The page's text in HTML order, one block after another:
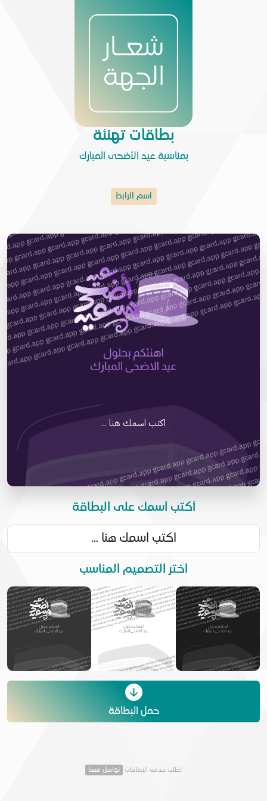
بطاقات تهنئة
بمناسبة عيد الأضحى المبارك
اسم الرابط
اكتب اسمك هنا ...
أكتب اسمك على البطاقة
اختر التصميم المناسب
حمل البطاقة
لطلب خدمة البطاقات تواصل معنا